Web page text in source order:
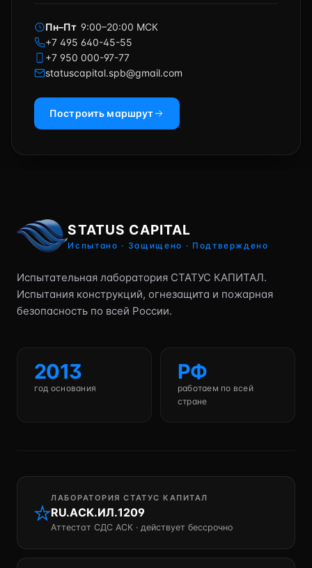
Пн–Пт 9:00–20:00 МСК
+7 495 640-45-55
+7 950 000-97-77
statuscapital.spb@gmail.com
Построить маршрут
STATUS CAPITAL
Испытано · Защищено · Подтверждено
Испытательная лаборатория СТАТУС КАПИТАЛ.
Испытания конструкций, огнезащита и пожарная
безопасность по всей России.
2013
год основания
РФ
работаем по всей
стране
ЛАБОРАТОРИЯ СТАТУС КАПИТАЛ
RU.АСК.ИЛ.1209
Аттестат СДС АСК · действует бессрочно